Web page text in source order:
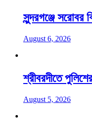
সুন্দরগঞ্জে সরোবর
August 6, 2026
শ্রীবরদীতে
August 5, 2026